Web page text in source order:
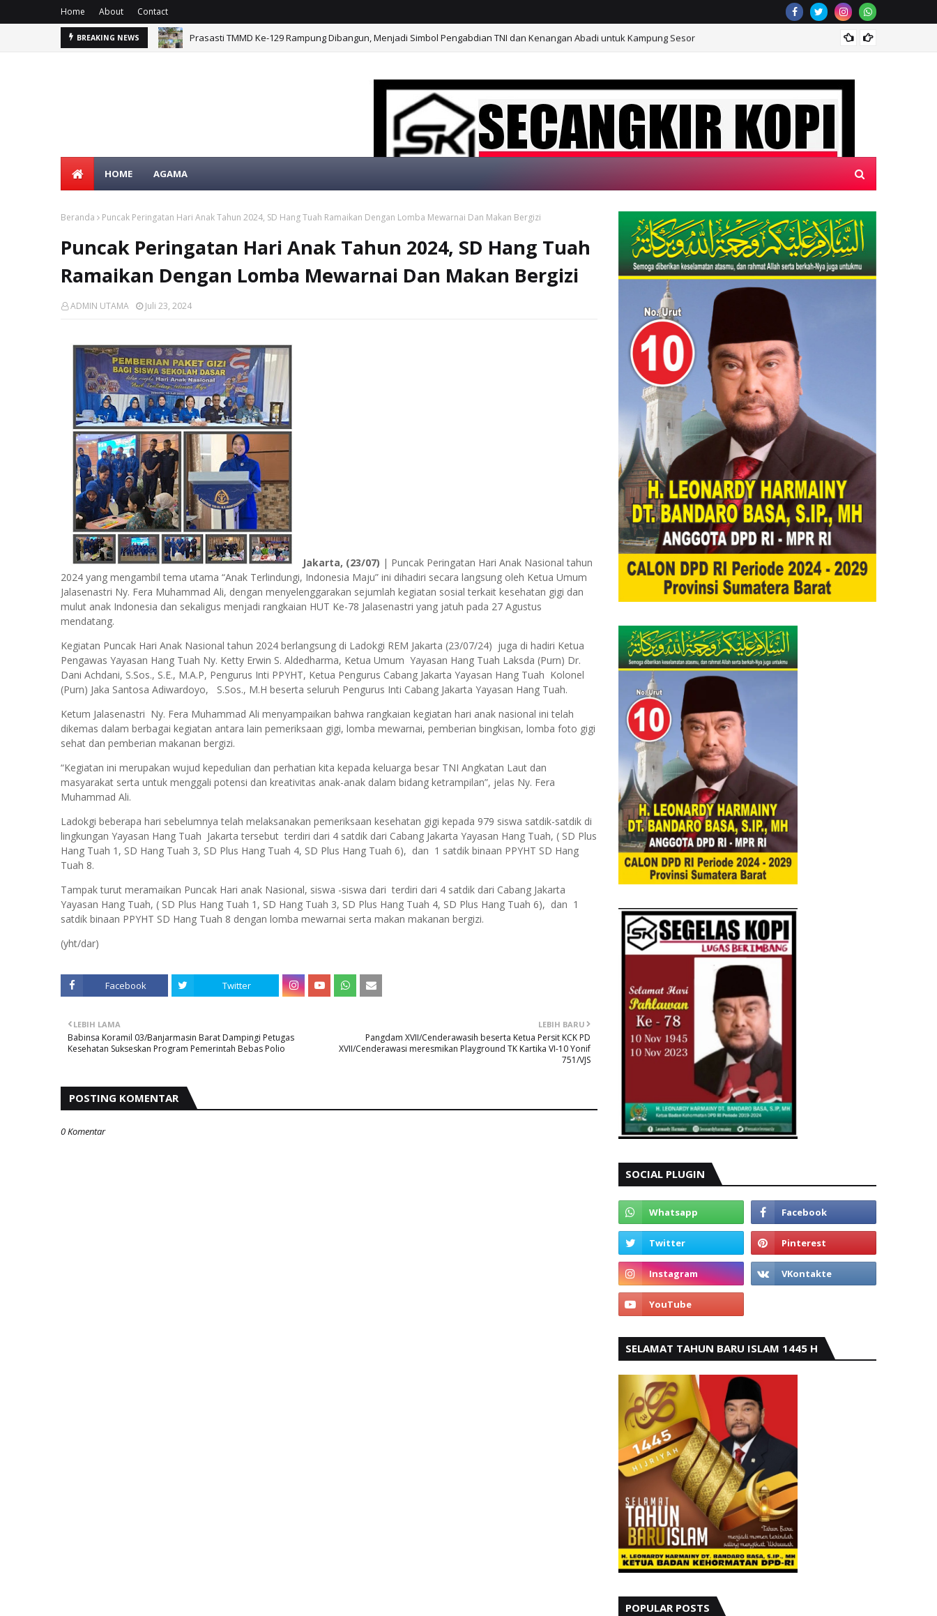
Home About Contact
BREAKING NEWS Prasasti TMMD Ke-129 Rampung Dibangun, Menjadi Simbol Pengabdian TNI dan Kenangan Abadi untuk Kampung Sesor
SELAMAT DATANG DI WEBSITE KAMI, "SECANGKIR KOPI"
HOME AGAMA
Beranda Puncak Peringatan Hari Anak Tahun 2024, SD Hang Tuah Ramaikan Dengan Lomba Mewarnai Dan Makan Bergizi
Puncak Peringatan Hari Anak Tahun 2024, SD Hang Tuah
Ramaikan Dengan Lomba Mewarnai Dan Makan Bergizi
ADMIN UTAMA Juli 23, 2024
Jakarta, (23/07) | Puncak Peringatan Hari Anak Nasional tahun
2024 yang mengambil tema utama “Anak Terlindungi, Indonesia Maju” ini dihadiri secara langsung oleh Ketua Umum
Jalasenastri Ny. Fera Muhammad Ali, dengan menyelenggarakan sejumlah kegiatan sosial terkait kesehatan gigi dan
mulut anak Indonesia dan sekaligus menjadi rangkaian HUT Ke-78 Jalasenastri yang jatuh pada 27 Agustus
mendatang.
Kegiatan Puncak Hari Anak Nasional tahun 2024 berlangsung di Ladokgi REM Jakarta (23/07/24) juga di hadiri Ketua
Pengawas Yayasan Hang Tuah Ny. Ketty Erwin S. Aldedharma, Ketua Umum Yayasan Hang Tuah Laksda (Purn) Dr.
Dani Achdani, S.Sos., S.E., M.A.P, Pengurus Inti PPYHT, Ketua Pengurus Cabang Jakarta Yayasan Hang Tuah Kolonel
(Purn) Jaka Santosa Adiwardoyo, S.Sos., M.H beserta seluruh Pengurus Inti Cabang Jakarta Yayasan Hang Tuah.
Ketum Jalasenastri Ny. Fera Muhammad Ali menyampaikan bahwa rangkaian kegiatan hari anak nasional ini telah
dikemas dalam berbagai kegiatan antara lain pemeriksaan gigi, lomba mewarnai, pemberian bingkisan, lomba foto gigi
sehat dan pemberian makanan bergizi.
“Kegiatan ini merupakan wujud kepedulian dan perhatian kita kepada keluarga besar TNI Angkatan Laut dan
masyarakat serta untuk menggali potensi dan kreativitas anak-anak dalam bidang ketrampilan”, jelas Ny. Fera
Muhammad Ali.
Ladokgi beberapa hari sebelumnya telah melaksanakan pemeriksaan kesehatan gigi kepada 979 siswa satdik-satdik di
lingkungan Yayasan Hang Tuah Jakarta tersebut terdiri dari 4 satdik dari Cabang Jakarta Yayasan Hang Tuah, ( SD Plus
Hang Tuah 1, SD Hang Tuah 3, SD Plus Hang Tuah 4, SD Plus Hang Tuah 6), dan 1 satdik binaan PPYHT SD Hang
Tuah 8.
Tampak turut meramaikan Puncak Hari anak Nasional, siswa -siswa dari terdiri dari 4 satdik dari Cabang Jakarta
Yayasan Hang Tuah, ( SD Plus Hang Tuah 1, SD Hang Tuah 3, SD Plus Hang Tuah 4, SD Plus Hang Tuah 6), dan 1
satdik binaan PPYHT SD Hang Tuah 8 dengan lomba mewarnai serta makan makanan bergizi.
(yht/dar)
Facebook Twitter
LEBIH BARU
Pangdam XVII/Cenderawasih beserta Ketua Persit KCK PD
XVII/Cenderawasi meresmikan Playground TK Kartika VI-10 Yonif
751/VJS
LEBIH LAMA
Babinsa Koramil 03/Banjarmasin Barat Dampingi Petugas
Kesehatan Sukseskan Program Pemerintah Bebas Polio
POSTING KOMENTAR
0 Komentar
SOCIAL PLUGIN
SELAMAT TAHUN BARU ISLAM 1445 H
POPULAR POSTS